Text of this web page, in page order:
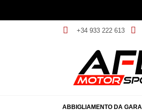
+34 933 222 613
ABBIGLIAMENTO DA GARA